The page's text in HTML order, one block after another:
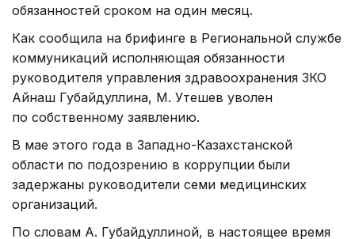
обязанностей сроком на один месяц.
Как сообщила на брифинге в Региональной службе
коммуникаций исполняющая обязанности
руководителя управления здравоохранения ЗКО
Айнаш Губайдуллина, М. Утешев уволен
по собственному заявлению.
В мае этого года в Западно-Казахстанской
области по подозрению в коррупции были
задержаны руководители семи медицинских
организаций.
По словам А. Губайдуллиной, в настоящее время